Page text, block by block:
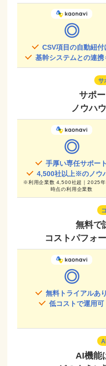
◎
CSV項目の自動紐付
基幹システムとの連携
サ
サポ
ノウハ
◎
手厚い専任サポート
4,500社以上※のノウ
※利用企業数 4,500社超｜2025
時点の利用企業数
無料で
コストパフォ
◎
無料トライアルあり
低コストで運用可
AI機能